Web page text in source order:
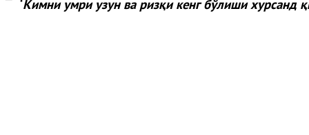
¯ “Кимни умри узун ва ризқи кенг бўлиши хурсанд